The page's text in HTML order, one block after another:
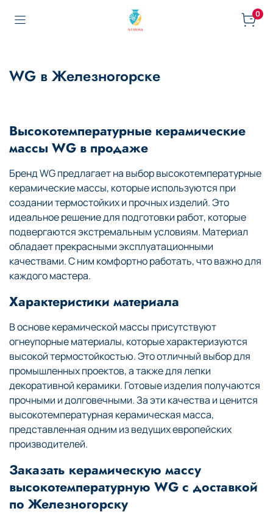
0
WG в Железногорске
Высокотемпературные керамические
массы WG в продаже
Бренд WG предлагает на выбор высокотемпературные
керамические массы, которые используются при
создании термостойких и прочных изделий. Это
идеальное решение для подготовки работ, которые
подвергаются экстремальным условиям. Материал
обладает прекрасными эксплуатационными
качествами. С ним комфортно работать, что важно для
каждого мастера.
Характеристики материала
В основе керамической массы присутствуют
огнеупорные материалы, которые характеризуются
высокой термостойкостью. Это отличный выбор для
промышленных проектов, а также для лепки
декоративной керамики. Готовые изделия получаются
прочными и долговечными. За эти качества и ценится
высокотемпературная керамическая масса,
представленная одним из ведущих европейских
производителей.
Заказать керамическую массу
высокотемпературную WG с доставкой
по Железногорску